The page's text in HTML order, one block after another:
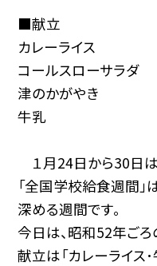
■献立
カレーライス
コールスローサラダ
津のかがやき
牛乳
１月24日から30日は
「全国学校給食週間」
深める週間です。
今日は、昭和52年ご
献立は「カレーライス